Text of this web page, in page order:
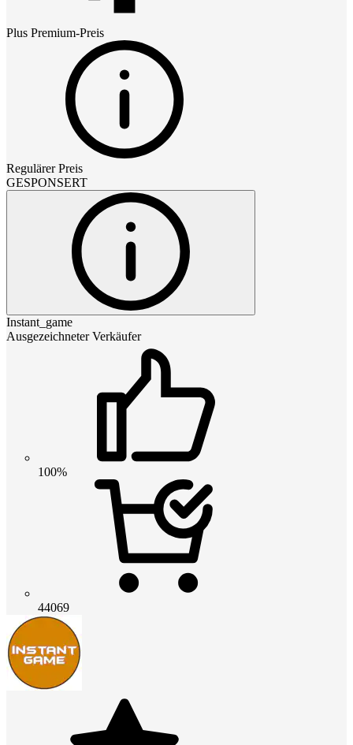
Plus Premium-Preis
Regulärer Preis
GESPONSERT
Instant_game
Ausgezeichneter Verkäufer
100%
44069